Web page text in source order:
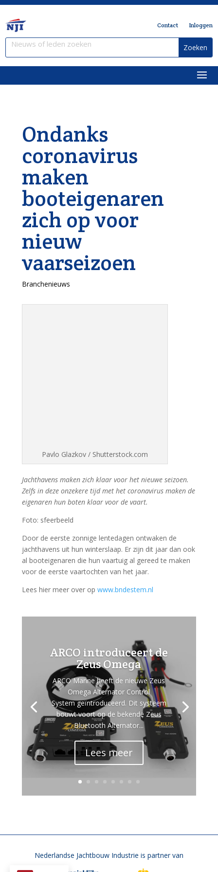
Contact Inloggen
Ondanks
coronavirus
maken
booteigenaren
zich op voor
nieuw
vaarseizoen
Branchenieuws
Pavlo Glazkov / Shutterstock.com
Jachthavens maken zich klaar voor het nieuwe seizoen.
Zelfs in deze onzekere tijd met het coronavirus maken de
eigenaren hun boten klaar voor de vaart.
Foto: sfeerbeeld
Door de eerste zonnige lentedagen ontwaken de
jachthavens uit hun winterslaap. Er zijn dit jaar dan ook
al booteigenaren die hun vaartuig al gereed te maken
voor de eerste vaartochten van het jaar.
Lees hier meer over op www.bndestem.nl
ARCO introduceert de
Zeus Omega
ARCO Marine heeft de nieuwe Zeus
Omega Alternator Control
System geïntroduceerd. Dit systeem
bouwt voort op de bekende Zeus
Bluetooth Alternator...
Lees meer
Nederlandse Jachtbouw Industrie is partner van